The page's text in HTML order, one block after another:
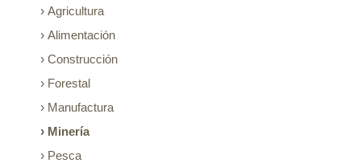
Agricultura
Alimentación
Construcción
Forestal
Manufactura
Minería
Pesca